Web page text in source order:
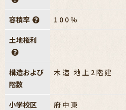
容積率 100%
土地権利
構造および
階数
木造 地上2階建
小学校区
府中東